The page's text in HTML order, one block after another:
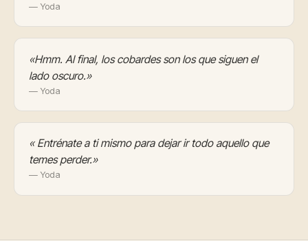
— Yoda
«Hmm. Al final, los cobardes son los que siguen el
lado oscuro.»
— Yoda
« Entrénate a ti mismo para dejar ir todo aquello que
temes perder.»
— Yoda